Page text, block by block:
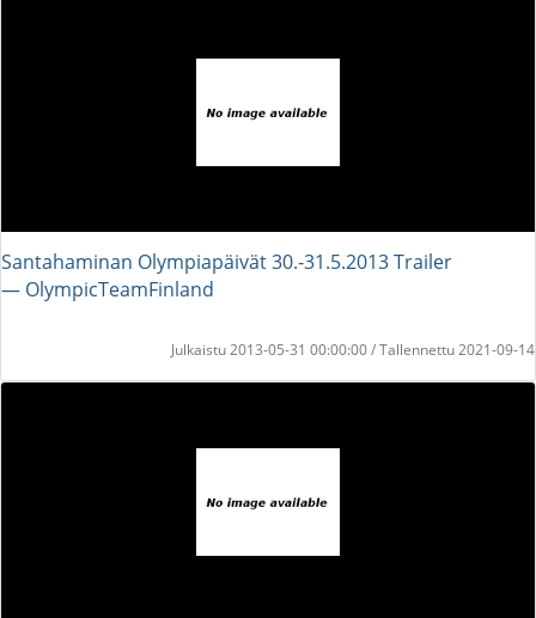
Santahaminan Olympiapäivät 30.-31.5.2013 Trailer
― OlympicTeamFinland
Julkaistu 2013-05-31 00:00:00 / Tallennettu 2021-09-14